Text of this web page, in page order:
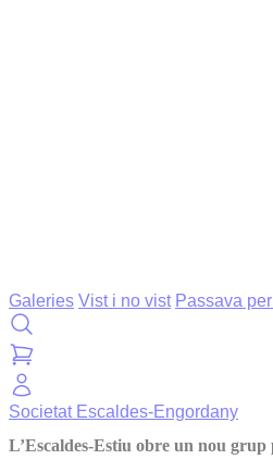
Galeries Vist i no vist Passava
Societat Escaldes-Engordany
L’Escaldes-Estiu obre un nou